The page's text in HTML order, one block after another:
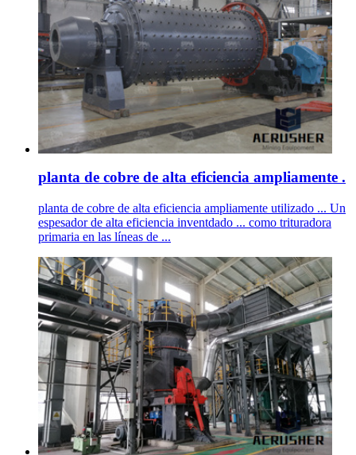
planta de cobre de alta eficiencia ampliamente .
planta de cobre de alta eficiencia ampliamente utilizado ... Un
espesador de alta eficiencia inventdado ... como trituradora
primaria en las líneas de ...